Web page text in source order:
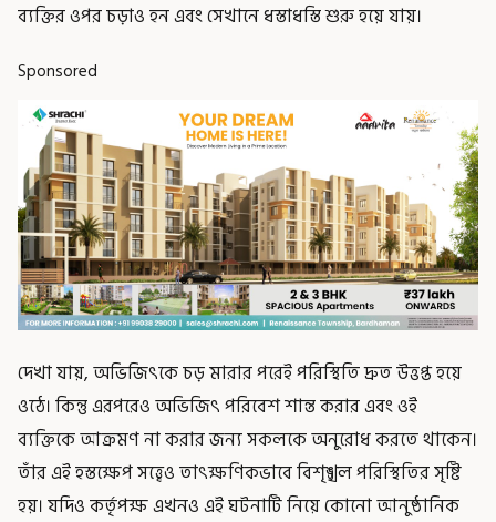
ব্যক্তির ওপর চড়াও হন এবং সেখানে ধস্তাধস্তি শুরু হয়ে যায়।
Sponsored
দেখা যায়, অভিজিৎকে চড় মারার পরেই পরিস্থিতি দ্রুত উত্তপ্ত হয়ে
ওঠে। কিন্তু এরপরেও অভিজিৎ পরিবেশ শান্ত করার এবং ওই
ব্যক্তিকে আক্রমণ না করার জন্য সকলকে অনুরোধ করতে থাকেন।
তাঁর এই হস্তক্ষেপ সত্ত্বেও তাৎক্ষণিকভাবে বিশৃঙ্খল পরিস্থিতির সৃষ্টি
হয়। যদিও কর্তৃপক্ষ এখনও এই ঘটনাটি নিয়ে কোনো আনুষ্ঠানিক